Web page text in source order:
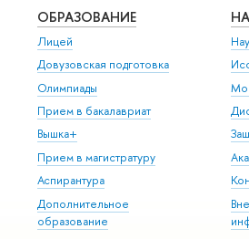
ОБРАЗОВАНИЕ
Лицей
Довузовская подготовка
Олимпиады
Прием в бакалавриат
Вышка+
Прием в магистратуру
Аспирантура
Дополнительное
образование